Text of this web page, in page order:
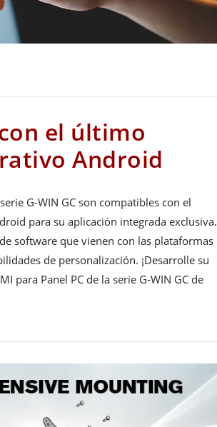
el último
Android
G-WIN GC son compatibles con el
para su aplicación integrada exclusiva.
software que vienen con las plataformas
de personalización. ¡Desarrolle su
para Panel PC de la serie G-WIN GC de